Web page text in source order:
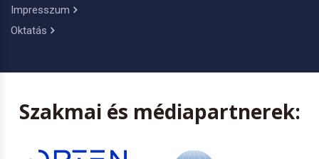
Impresszum
Oktatás
Szakmai és médiapartnerek: